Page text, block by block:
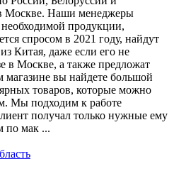
в Москве. Наши менеджеры
продукции,
спросом в 2021 году, найдут
Китая, даже если его не
в Москве, а также предложат
вы найдете большой
товаров, которые можно
Мы подходим к работе
получал только нужные ему
по мак ...